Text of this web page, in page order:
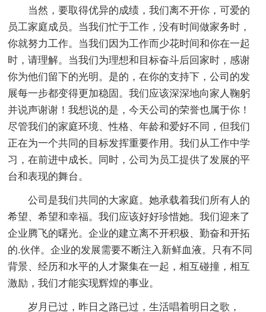
当然，要取得优异的成绩，我们离不开你，可爱的
员工家庭成员。当我们忙于工作，没有时间做家务时，
你就努力工作。当我们因为工作而少花时间和你在一起
时，请理解。当我们为理想和目标奋斗后回家时，感谢
你为他们留下的光明。是的，在你的支持下，公司的发
展每一步都变得更加稳固。我们应该深深地向家人鞠躬
并说声谢谢！我想说的是，今天公司的荣誉也属于你！
尽管我们的家庭环境、性格、年龄和爱好不同，但我们
正在为一个共同的目标发挥重要作用。我们从工作中学
习，在前进中成长。同时，公司为员工提供了发展的平
台和表现的舞台。
公司是我们共同的大家庭。她承载着我们所有人的
希望、希望和幸福。我们应该好好珍惜她。我们迎来了
企业腾飞的曙光。企业的建立离不开积极、勤奋和开拓
的.伙伴。企业的发展需要不断注入新鲜血液。只有不同
背景、经历和水平的人才聚集在一起，相互碰撞，相互
激励，我们才能实现辉煌的事业。
岁月已过，昨日之路已过，生活唱着明日之歌，